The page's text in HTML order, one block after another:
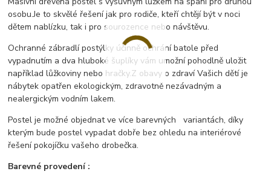
osobu.Je to skvělé řešení jak pro rodiče, kteří chtějí být v noci
dětem nablízku, tak i pro sourozence nebo návštěvu.
Ochranné zábradlí postýlky účinně ochrání batole před
vypadnutím a dva hluboké šuplíky vám umožní pohodlně uložit
například lůžkoviny nebo hračky.Z obavy o zdraví Vašich dětí je
nábytek opatřen ekologickým, zdravotně nezávadným a
nealergickým vodním lakem.
Postel je možné objednat ve více barevných variantách, díky
kterým bude postel vypadat dobře bez ohledu na interiérové ​​
řešení pokojíčku vašeho drobečka.
Barevné provedení :